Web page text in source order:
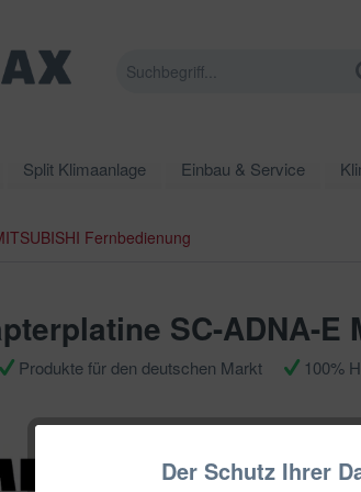
Split Klimaanlage Einbau & Service
Der Schutz Ihrer
Fernbedienung
SC-ADNA-E
Produkte für den deutschen Markt 100%